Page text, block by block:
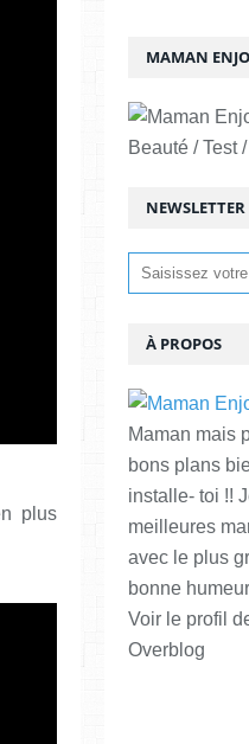
plus
NEWSLETTER
MAMAN
Beauté / Test
À PROPOS
Maman mais
bons plans
installe- toi !!
meilleures
avec le plus
bonne
Voir le profil
Overblog